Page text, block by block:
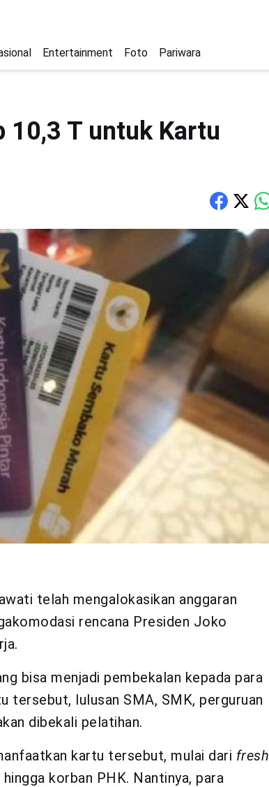
Entertainment Foto Pariwara
10,3 T untuk Kartu
telah mengalokasikan anggaran
rencana Presiden Joko
bisa menjadi pembekalan kepada para
tersebut, lulusan SMA, SMK, perguruan
dibekali pelatihan.
kartu tersebut, mulai dari fresh
korban PHK. Nantinya, para